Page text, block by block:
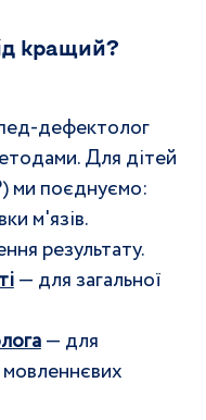
кращий?
дефектолог
Для дітей
ми поєднуємо:
м'язів.
результату.
— для загальної
— для